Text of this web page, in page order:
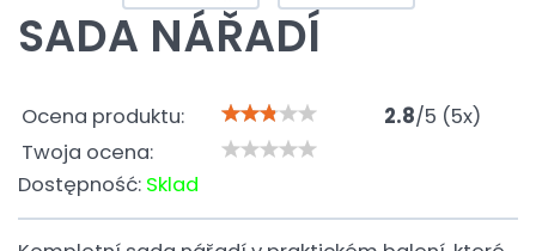
SADA NÁŘADÍ
Ocena produktu: 2.8/5 (5x)
Twoja ocena:
Dostępność: Sklad